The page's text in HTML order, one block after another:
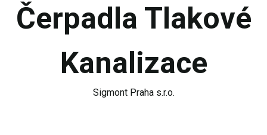
Čerpadla Tlakové
Kanalizace
Sigmont Praha s.r.o.